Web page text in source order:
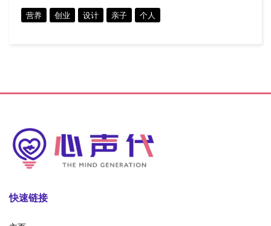
营养 创业 设计 亲子 个人
快速链接